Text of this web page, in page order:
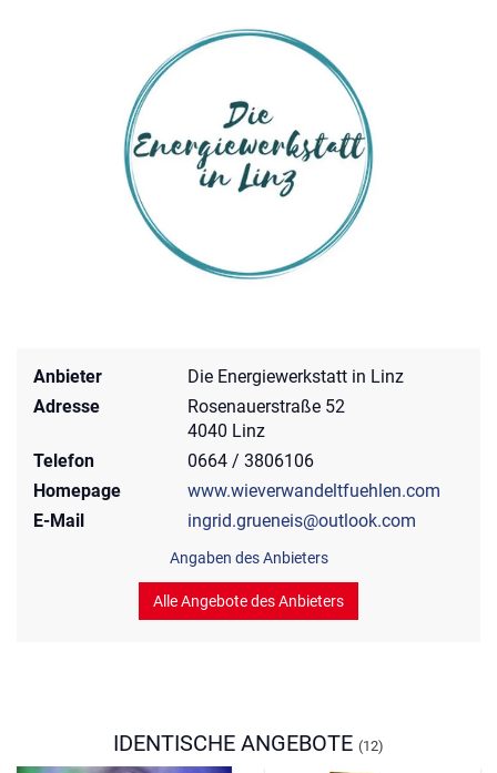
Anbieter
Die Energiewerkstatt in Linz
Adresse
Rosenauerstraße 52
4040 Linz
Telefon
0664 / 3806106
Homepage
www.wieverwandeltfuehlen.com
E-Mail
ingrid.grueneis@outlook.com
Angaben des Anbieters
Alle Angebote des Anbieters
IDENTISCHE ANGEBOTE (12)